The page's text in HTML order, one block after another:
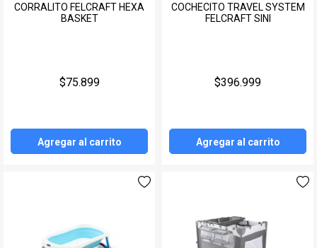
CORRALITO FELCRAFT HEXA
BASKET
$75.899
Agregar al carrito
COCHECITO TRAVEL SYSTEM
FELCRAFT SINI
$396.999
Agregar al carrito